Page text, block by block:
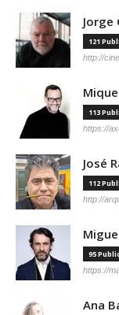
Jorge
121
http://
113
https://
José
112
http://
95
https://
Ana